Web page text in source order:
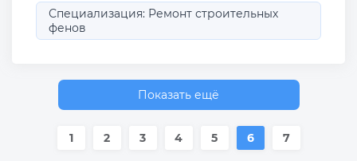
Специализация: Ремонт строительных
фенов
Показать ещё
1 2 3 4 5 6 7